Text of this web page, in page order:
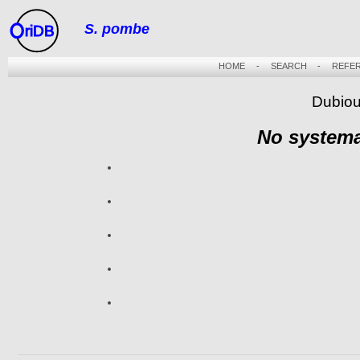
riDB S. pombe
HOME- SEARCH -
No